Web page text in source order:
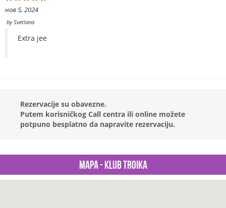
нов 5, 2024
bySvetlana
Extra jee
Rezervacije su obavezne.
Putem korisničkog Call centra ili online možete
potpuno besplatno da napravite rezervaciju.
Mapa - Klub Troika